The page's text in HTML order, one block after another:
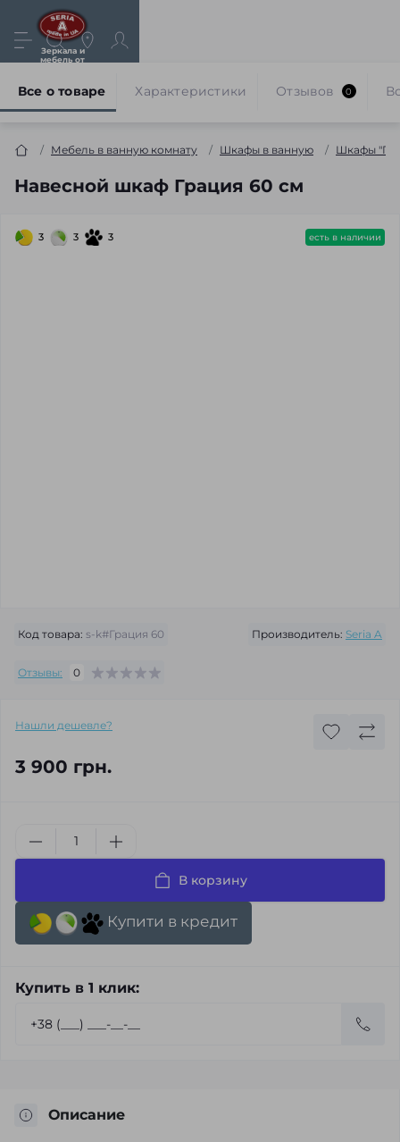
Зеркала и
мебель от
Мебель в ванную комнату Шкафы в ванную Шкафы
Навесной шкаф Грация 60 см
Все о товаре Характеристики Отзывов 0
3 3 3 есть в наличии
Код товара: s-k#Грация 60 Производитель: Seria A
Отзывы: 0
Нашли дешевле?
3 900 грн.
В корзину
Купити в кредит
Купить в 1 клик:
Описание